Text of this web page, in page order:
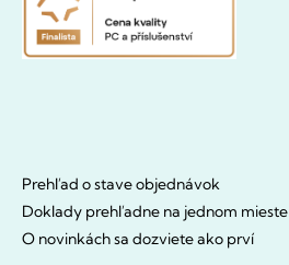
Prehľad o stave objednávok
Doklady prehľadne na jednom mieste
O novinkách sa dozviete ako prví